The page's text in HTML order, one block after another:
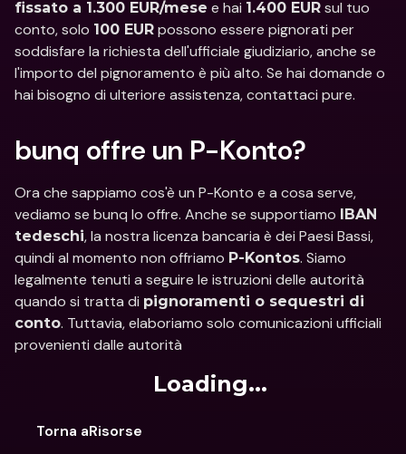
fissato a 1.300 EUR/mese e hai 1.400 EUR sul tuo
conto, solo 100 EUR possono essere pignorati per
soddisfare la richiesta dell'ufficiale giudiziario, anche se
l'importo del pignoramento è più alto. Se hai domande o
hai bisogno di ulteriore assistenza, contattaci pure.
bunq offre un P-Konto?
Ora che sappiamo cos'è un P-Konto e a cosa serve,
vediamo se bunq lo offre. Anche se supportiamo IBAN
tedeschi, la nostra licenza bancaria è dei Paesi Bassi,
quindi al momento non offriamo P-Kontos. Siamo
legalmente tenuti a seguire le istruzioni delle autorità
quando si tratta di pignoramenti o sequestri di
conto. Tuttavia, elaboriamo solo comunicazioni ufficiali
provenienti dalle autorità
Loading...
Torna aRisorse